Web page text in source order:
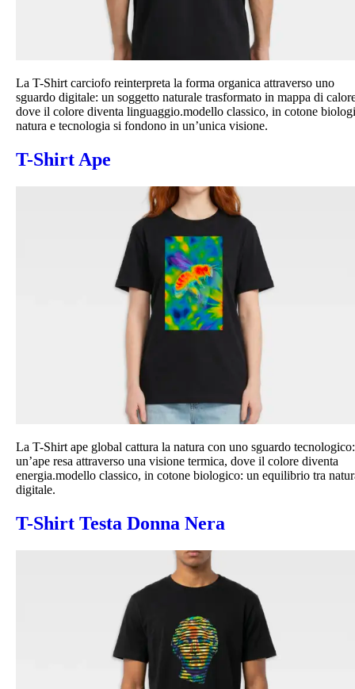
La T-Shirt carciofo reinterpreta la forma organica attraverso uno
sguardo digitale: un soggetto naturale trasformato in mappa di
dove il colore diventa linguaggio.modello classico, in cotone
natura e tecnologia si fondono in un’unica visione.
T-Shirt Ape
La T-Shirt ape global cattura la natura con uno sguardo tecnologico:
un’ape resa attraverso una visione termica, dove il colore diventa
energia.modello classico, in cotone biologico: un equilibrio tra
digitale.
T-Shirt Testa Donna Nera